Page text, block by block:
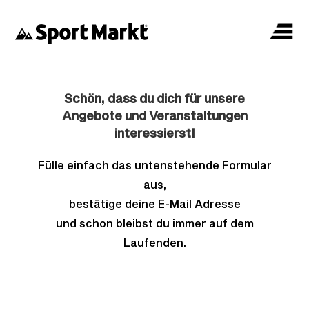
Schön, dass du dich für unsere
Angebote und Veranstaltungen
interessierst!
Fülle einfach das untenstehende Formular
aus,
bestätige deine E-Mail Adresse
und schon bleibst du immer auf dem
Laufenden.